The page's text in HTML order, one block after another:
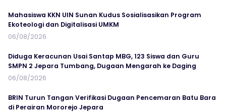
Mahasiswa KKN UIN Sunan Kudus Sosialisasikan Program
Ekoteologi dan Digitalisasi UMKM
06/08/2026
Diduga Keracunan Usai Santap MBG, 123 Siswa dan Guru
SMPN 2 Jepara Tumbang, Dugaan Mengarah ke Daging
06/08/2026
BRIN Turun Tangan Verifikasi Dugaan Pencemaran Batu Bara
di Perairan Mororejo Jepara